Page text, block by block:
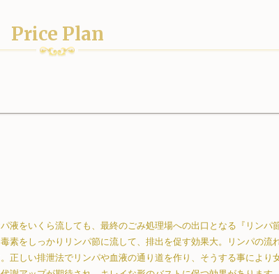
Price Plan
液をいくら流しても、最終のごみ処理場への出口となる『リンパ
素をしっかりリンパ節に流して、排出を促す効果大。リンパの流
正しい排泄法でリンパや血液の通り道を作り、そうする事により